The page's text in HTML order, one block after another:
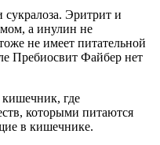
сукралоза. Эритрит и
а инулин не
не имеет питательной
Пребиосвит Файбер нет
где
которыми питаются
в кишечнике.